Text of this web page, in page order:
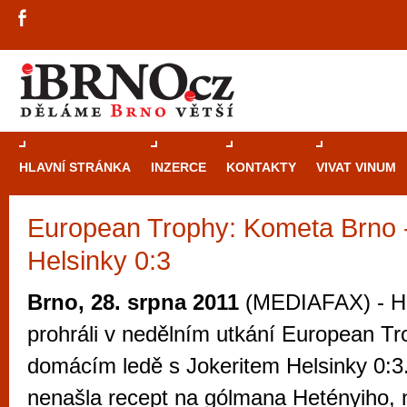
HLAVNÍ STRÁNKA INZERCE KONTAKTY VIVAT VINUM
European Trophy: Kometa Brno
Helsinky 0:3
Brno, 28. srpna 2011 (MEDIAFAX) -
prohráli v nedělním utkání European
domácím ledě s Jokeritem Helsinky
nenašla recept na gólmana Hetényiho,
Průvodce
Brno je
zajímavé
restaurace,
Mimo jiné je ale také místem, kde si